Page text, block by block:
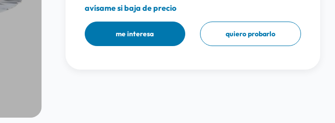
avísame si baja de precio
me interesa quiero probarlo